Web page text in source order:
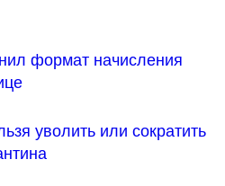
формат начисления
уволить или сократить